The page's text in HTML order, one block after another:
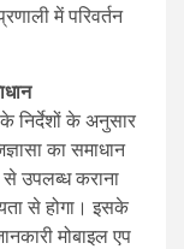
में परिवर्तन
निर्देशों के अनुसार
का समाधान
उपलब्ध कराना
से होगा। इसके
मोबाइल एप